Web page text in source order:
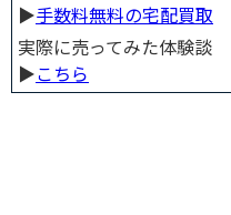
▶︎手数料無料の宅配買取
実際に売ってみた体験談
▶︎こちら